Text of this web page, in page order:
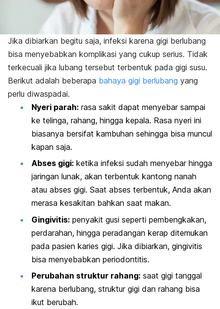
Jika dibiarkan begitu saja, infeksi karena gigi berlubang
bisa menyebabkan komplikasi yang cukup serius. Tidak
terkecuali jika lubang tersebut terbentuk pada gigi susu.
Berikut adalah beberapa bahaya gigi berlubang yang
perlu diwaspadai.
Nyeri parah: rasa sakit dapat menyebar sampai
ke telinga, rahang, hingga kepala. Rasa nyeri ini
biasanya bersifat kambuhan sehingga bisa muncul
kapan saja.
Abses gigi: ketika infeksi sudah menyebar hingga
jaringan lunak, akan terbentuk kantong nanah
atau abses gigi. Saat abses terbentuk, Anda akan
merasa kesakitan bahkan saat makan.
Gingivitis: penyakit gusi seperti pembengkakan,
perdarahan, hingga peradangan kerap ditemukan
pada pasien karies gigi. Jika dibiarkan, gingivitis
bisa menyebabkan periodontitis.
Perubahan struktur rahang: saat gigi tanggal
karena berlubang, struktur gigi dan rahang bisa
ikut berubah.